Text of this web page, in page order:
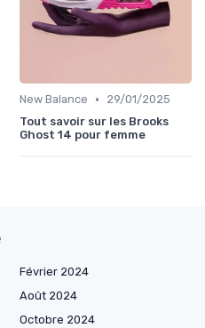
New Balance •
29/01/2025
Tout savoir sur les Brooks
Ghost 14 pour femme
Février 2024
Août 2024
Octobre 2024